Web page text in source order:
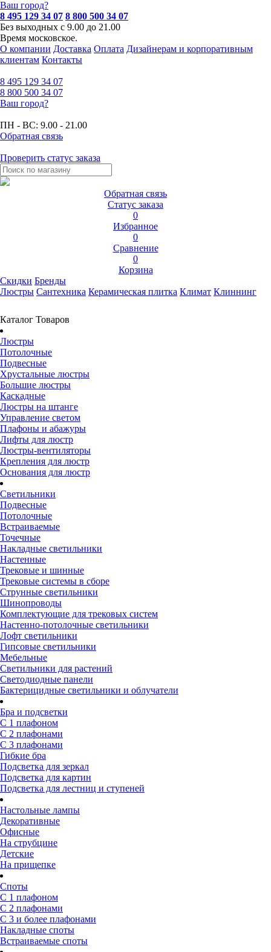
Ваш город?
8 495 129 34 07 8 800 500 34 07
Без выходных с 9.00 до 21.00
Время московское.
О компании Доставка Оплата Дизайнерам и корпоративным
клиентам Контакты
8 495 129 34 07
8 800 500 34 07
Ваш город?
ПН - ВС: 9.00 - 21.00
Обратная связь
Проверить статус заказа
Обратная связь
Статус заказа
0
Избранное
0
Сравнение
0
Корзина
Скидки Бренды
Люстры Сантехника Керамическая плитка Климат Клиннинг
Каталог Товаров
Люстры
Потолочные
Подвесные
Хрустальные люстры
Большие люстры
Каскадные
Люстры на штанге
Управление светом
Плафоны и абажуры
Лифты для люстр
Люстры-вентиляторы
Крепления для люстр
Основания для люстр
Светильники
Подвесные
Потолочные
Встраиваемые
Точечные
Накладные светильники
Настенные
Трековые и шинные
Трековые системы в сборе
Струнные светильники
Шинопроводы
Комплектующие для трековых систем
Настенно-потолочные светильники
Лофт светильники
Гипсовые светильники
Мебельные
Светильники для растений
Светодиодные панели
Бактерицидные светильники и облучатели
Бра и подсветки
С 1 плафоном
С 2 плафонами
С 3 плафонами
Гибкие бра
Подсветка для зеркал
Подсветка для картин
Подсветка для лестниц и ступеней
Настольные лампы
Декоративные
Офисные
На струбцине
Детские
На прищепке
Споты
С 1 плафоном
С 2 плафонами
С 3 и более плафонами
Накладные споты
Встраиваемые споты